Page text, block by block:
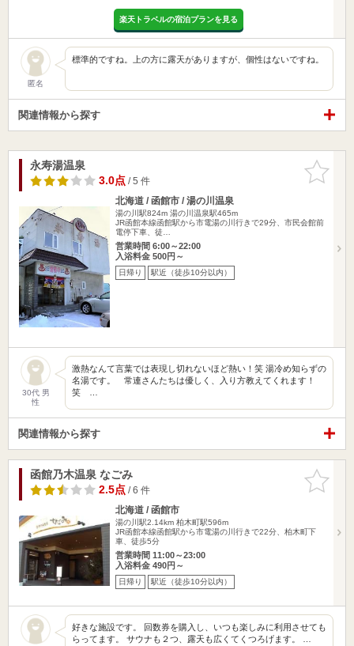
楽天トラベルの宿泊プランを見る
匿名
標準的ですね。上の方に露天がありますが、個性はないですね。
関連情報から探す
お気に入
りに追加
永寿湯温泉
3.0点/ 5 件
北海道 / 函館市 / 湯の川温泉
湯の川駅824m 湯の川温泉駅465m
JR函館本線函館駅から市電湯の川行きで29分、市民会館前
電停下車、徒…
営業時間 6:00～22:00
入浴料金 500円～
日帰り 駅近（徒歩10分以内）
30代 男
性
激熱なんて言葉では表現し切れないほど熱い！笑 湯冷め知らずの
名湯です。 常連さんたちは優しく、入り方教えてくれます！
笑 …
関連情報から探す
お気に入
りに追加
函館乃木温泉 なごみ
2.5点/ 6 件
北海道 / 函館市
湯の川駅2.14km 柏木町駅596m
JR函館本線函館駅から市電湯の川行きで22分、柏木町下
車、徒歩5分
営業時間 11:00～23:00
入浴料金 490円～
日帰り 駅近（徒歩10分以内）
好きな施設です。 回数券を購入し、いつも楽しみに利用させても
らってます。 サウナも２つ、露天も広くてくつろげます。 …